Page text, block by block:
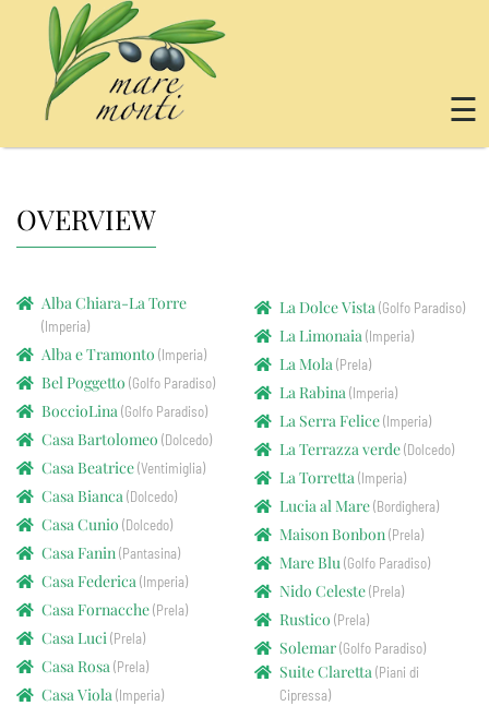
☰
OVERVIEW
Alba Chiara-La Torre
(Imperia)
Alba e Tramonto (Imperia)
Bel Poggetto (Golfo Paradiso)
BoccioLina (Golfo Paradiso)
Casa Bartolomeo (Dolcedo)
Casa Beatrice(Ventimiglia)
Casa Bianca (Dolcedo)
Casa Cunio (Dolcedo)
Casa Fanin (Pantasina)
Casa Federica (Imperia)
Casa Fornacche(Prela)
Casa Luci (Prela)
Casa Rosa (Prela)
Casa Viola (Imperia)
La Dolce Vista (Golfo Paradiso)
La Limonaia (Imperia)
La Mola (Prela)
La Rabina (Imperia)
La Serra Felice(Imperia)
La Terrazza verde(Dolcedo)
La Torretta (Imperia)
Lucia al Mare(Bordighera)
Maison Bonbon (Prela)
Mare Blu (Golfo Paradiso)
Nido Celeste(Prela)
Rustico (Prela)
Solemar(Golfo Paradiso)
Suite Claretta (Piani di
Cipressa)